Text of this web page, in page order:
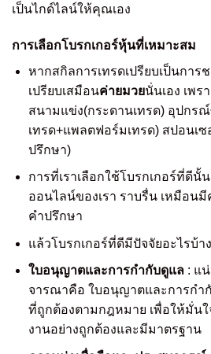
เป็นไกด์ไลน์ให้คุณเอง
การเลือกโบรกเกอร์หุ้นที่เหมาะสม
หากสกิลการเทรดเปรียบเป็นการ
เปรียบเสมือนค่ายมวยนั่นเอง เพร
สนามแข่ง(กระดานเทรด) อุปกร
เทรด+แพลตฟอร์มเทรด) สปอนเ
ปรึกษา)
การที่เราเลือกใช้โบรกเกอร์ที่ดีนั้
ออนไลน์ของเรา ราบรื่น เหมือน
คำปรึกษา
แล้วโบรกเกอร์ที่ดีมีปัจจัยอะไรบ้า
ใบอนุญาตและการกำกับดูแล: แน่
จารณาคือ ใบอนุญาตและการกำ
ที่ถูกต้องตามกฎหมาย เพื่อให้มั่นใ
งานอย่างถูกต้องและมีมาตรฐาน